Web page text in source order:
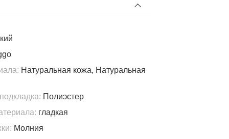
Натуральная кожа, Натуральная
Полиэстер
гладкая
Молния